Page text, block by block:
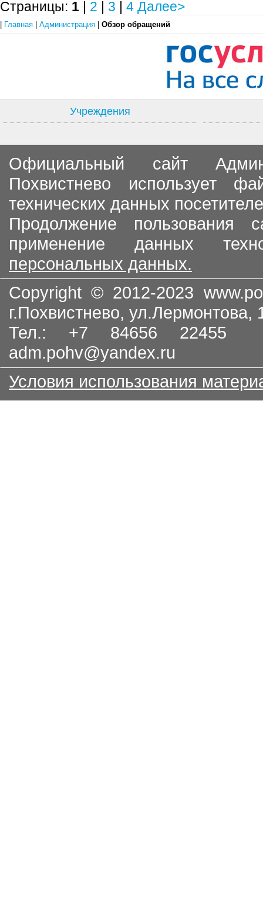
Страницы: 1 | 2 | 3 | 4 Далее>
Главная Администрация Обзор обращений
Учреждения
Официальный сайт
Похвистнево использует
технических данных
Продолжение пользования
применение данных
персональных данных.
Copyright © 2012-2023
г.Похвистнево, ул.Лермонтова,
Тел.: +7 84656
adm.pohv@yandex.ru
Условия использования